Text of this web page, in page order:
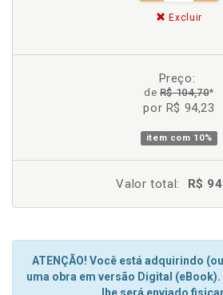
Excluir
Preço:
deR$ 104,70*
por R$ 94,23
item com 10%
Valor total: R$
ATENÇÃO! Você está adquirindo
uma obra em versão Digital